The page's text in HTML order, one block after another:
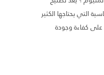
التي يحتاجها الكثير
على كفاءة وجودة